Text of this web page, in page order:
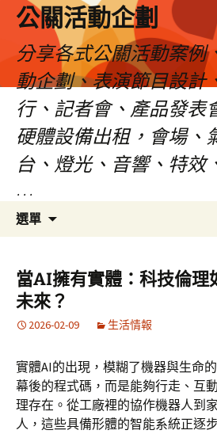
公關活動企劃
分享各式公關活動案例
動企劃、表演節目設計
行、記者會、產品發表
硬體設備出租，會場、
台、燈光、音響、特效
…
選單
要
內
容
當AI擁有實體：科技倫理
未來？
2026-02-09 生活情報
實體AI的出現，模糊了機器與生命
幕後的程式碼，而是能夠行走、互
理存在。從工廠裡的協作機器人到
人，這些具備形體的智能系統正逐